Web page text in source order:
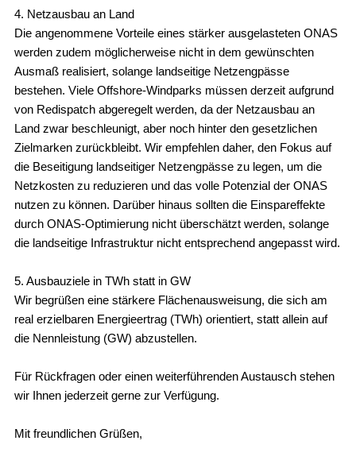
4. Netzausbau an Land
Die angenommene Vorteile eines stärker ausgelasteten ONAS
werden zudem möglicherweise nicht in dem gewünschten
Ausmaß realisiert, solange landseitige Netzengpässe
bestehen. Viele Offshore-Windparks müssen derzeit aufgrund
von Redispatch abgeregelt werden, da der Netzausbau an
Land zwar beschleunigt, aber noch hinter den gesetzlichen
Zielmarken zurückbleibt. Wir empfehlen daher, den Fokus auf
die Beseitigung landseitiger Netzengpässe zu legen, um die
Netzkosten zu reduzieren und das volle Potenzial der ONAS
nutzen zu können. Darüber hinaus sollten die Einspareffekte
durch ONAS-Optimierung nicht überschätzt werden, solange
die landseitige Infrastruktur nicht entsprechend angepasst wird.
5. Ausbauziele in TWh statt in GW
Wir begrüßen eine stärkere Flächenausweisung, die sich am
real erzielbaren Energieertrag (TWh) orientiert, statt allein auf
die Nennleistung (GW) abzustellen.
Für Rückfragen oder einen weiterführenden Austausch stehen
wir Ihnen jederzeit gerne zur Verfügung.
Mit freundlichen Grüßen,